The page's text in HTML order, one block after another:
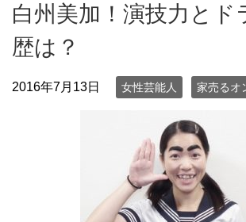
白州美加！演技力とド
歴は？
2016年7月13日 女性芸能人 家売るオ